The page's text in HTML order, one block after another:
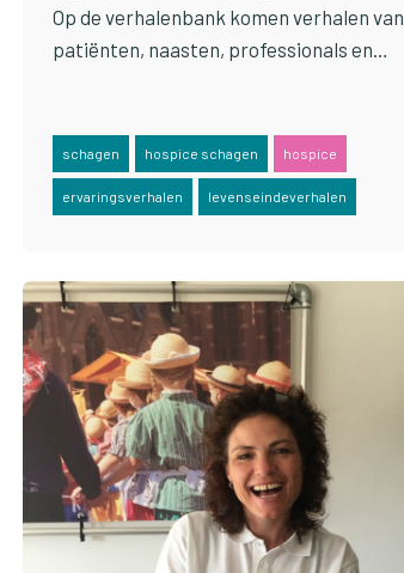
Op de verhalenbank komen verhalen van
patiënten, naasten, professionals en…
schagen hospice schagen hospice
ervaringsverhalen levenseindeverhalen